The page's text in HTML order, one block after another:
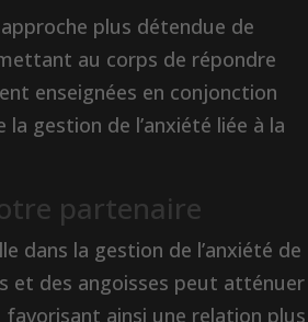
plus détendue de
au corps de répondre
enseignées en conjonction
gestion de l’anxiété liée à la
partenaire
dans la gestion de l’anxiété de
et des angoisses peut atténuer
ainsi une relation plus